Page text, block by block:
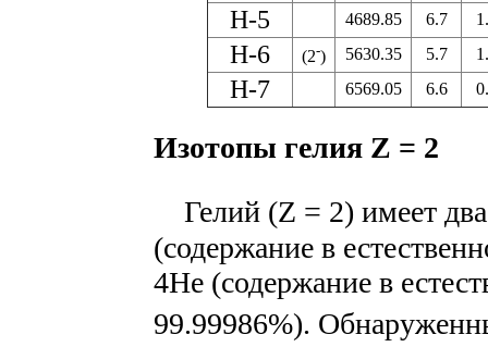
H-5 4689.85 6.7
H-6 (2-) 5630.35 5.7
H-7 6569.05 6.6
Изотопы гелия Z = 2
Гелий (Z = 2) имеет
(содержание в
4He (содержание в
99.99986%).